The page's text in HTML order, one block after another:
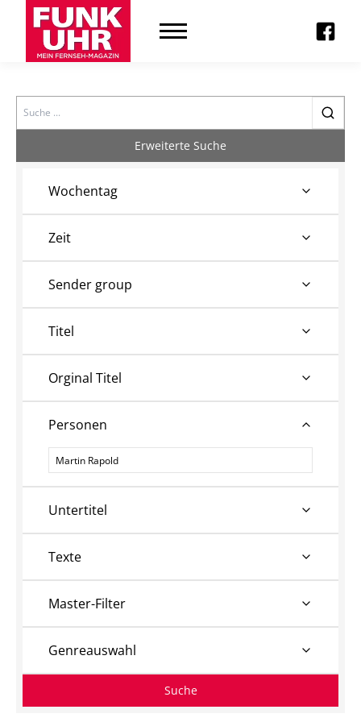
Search
Erweiterte Suche
Wochentag
Zeit
Sender group
Titel
Orginal Titel
Personen
Personen
Untertitel
Texte
Master-Filter
Genreauswahl
Suche